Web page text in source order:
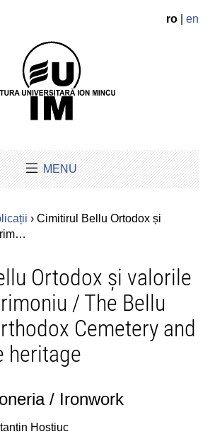
ro en
MENU
› Cimitirul Bellu Ortodox și
Ortodox și valorile
/ The Bellu
Cemetery and
heritage
/ Ironwork
Hostiuc